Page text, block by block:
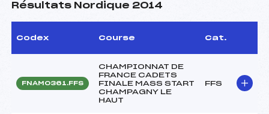
Résultats Nordique 2014
Codex Course Cat.
FNAM0361.FFS
CHAMPIONNAT DE
FRANCE CADETS
FINALE MASS START
CHAMPAGNY LE
HAUT
FFS